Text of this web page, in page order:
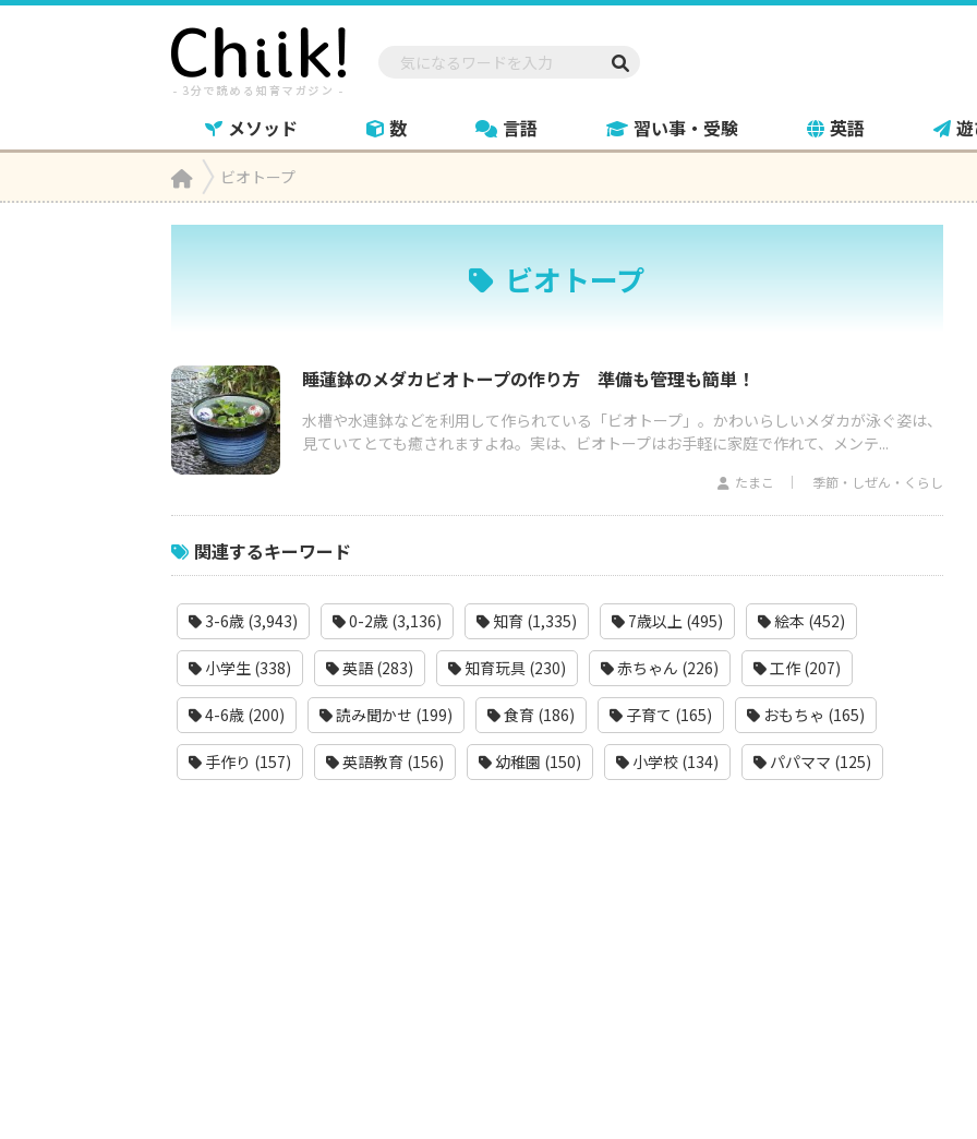
メソッド 数 言語 習い事・受験 英語
Homeビオトープ
ビオトープ
睡蓮鉢のメダカビオトープの作り方 準備も管理も簡単！
水槽や水連鉢などを利用して作られている「ビオトープ」。かわいらしいメダカが泳ぐ姿は、
見ていてとても癒されますよね。実は、ビオトープはお手軽に家庭で作れて、メンテ...
たまこ 季節・しぜん・くらし
関連するキーワード
3-6歳 (3,943) 0-2歳 (3,136) 知育 (1,335) 7歳以上 (495) 絵本 (452)
小学生 (338) 英語 (283) 知育玩具 (230) 赤ちゃん (226) 工作 (207)
4-6歳 (200) 読み聞かせ (199) 食育 (186) 子育て (165) おもちゃ (165)
手作り (157) 英語教育 (156) 幼稚園 (150) 小学校 (134) パパママ (125)